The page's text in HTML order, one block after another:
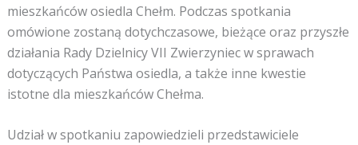
mieszkańców osiedla Chełm. Podczas spotkania
omówione zostaną dotychczasowe, bieżące oraz przyszłe
działania Rady Dzielnicy VII Zwierzyniec w sprawach
dotyczących Państwa osiedla, a także inne kwestie
istotne dla mieszkańców Chełma.
Udział w spotkaniu zapowiedzieli przedstawiciele